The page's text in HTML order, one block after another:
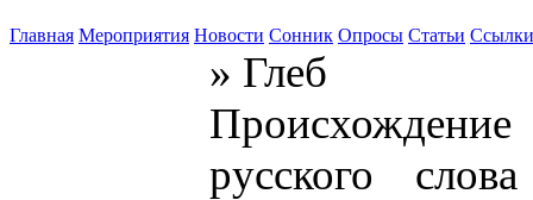
Главная Мероприятия Новости Сонник Опросы Статьи Ссылки
» Глеб
русского